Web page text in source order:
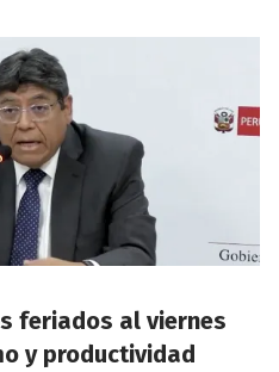
feriados al viernes
y productividad